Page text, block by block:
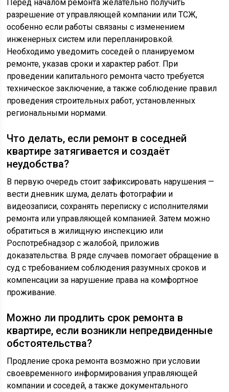
Перед началом ремонта желательно получить
разрешение от управляющей компании или ТСЖ,
особенно если работы связаны с изменением
инженерных систем или перепланировкой.
Необходимо уведомить соседей о планируемом
ремонте, указав сроки и характер работ. При
проведении капитального ремонта часто требуется
техническое заключение, а также соблюдение правил
проведения строительных работ, установленных
региональными нормами.
Что делать, если ремонт в соседней
квартире затягивается и создаёт
неудобства?
В первую очередь стоит зафиксировать нарушения —
вести дневник шума, делать фотографии и
видеозаписи, сохранять переписку с исполнителями
ремонта или управляющей компанией. Затем можно
обратиться в жилищную инспекцию или
Роспотребнадзор с жалобой, приложив
доказательства. В ряде случаев помогает обращение в
суд с требованием соблюдения разумных сроков и
компенсации за нарушение права на комфортное
проживание.
Можно ли продлить срок ремонта в
квартире, если возникли непредвиденные
обстоятельства?
Продление срока ремонта возможно при условии
своевременного информирования управляющей
компании и соседей, а также документального